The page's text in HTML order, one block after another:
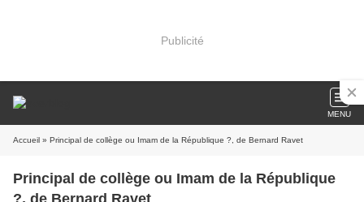
Publicité
MENU
Accueil » Principal de collège ou Imam de la République ?, de Bernard Ravet
Principal de collège ou Imam de la République
?, de Bernard Ravet